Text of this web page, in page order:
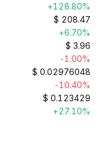
+128.80%
$ 208.47
+6.70%
$ 3.96
-1.00%
$ 0.02976048
-10.40%
$ 0.123429
+27.10%